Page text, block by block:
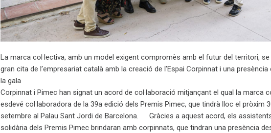
La marca col·lectiva, amb un model exigent compromès amb el futur del territori,
gran cita de l’empresariat català amb la creació de l’Espai Corpinnat i una
la gala
Corpinnat i Pimec han signat un acord de col·laboració mitjançant el qual la marca
esdevé col·laboradora de la 39a edició dels Premis Pimec, que tindrà lloc el pròxim
setembre al Palau Sant Jordi de Barcelona. Gràcies a aquest acord, els
solidària dels Premis Pimec brindaran amb corpinnats, que tindran una presència